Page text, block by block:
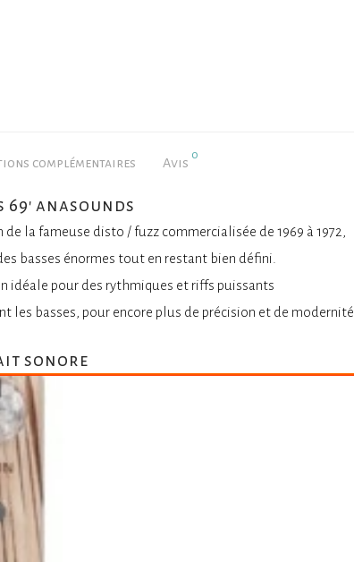
complémentaires Avis
0
anasounds
la fameuse disto / fuzz commercialisée de 1969 à 1972,
basses énormes tout en restant bien défini.
idéale pour des rythmiques et riffs puissants
les basses, pour encore plus de précision et de modernité.
sonore